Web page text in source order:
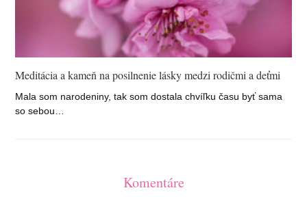
Meditácia a kameň na posilnenie lásky medzi rodičmi a deťmi
Mala som narodeniny, tak som dostala chvíľku času byť sama
so sebou…
Komentáre